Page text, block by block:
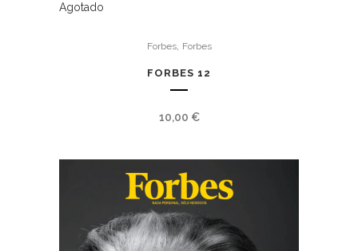
Agotado
Forbes, Forbes
FORBES 12
10,00 €